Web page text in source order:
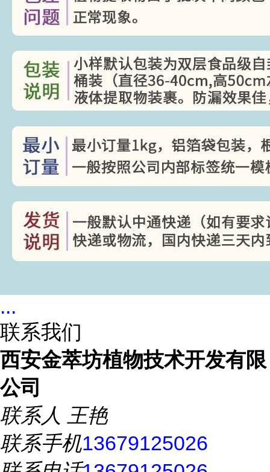
...
联系我们
西安金萃坊植物技术开发有限
公司
联系人 王艳
联系手机13679125026